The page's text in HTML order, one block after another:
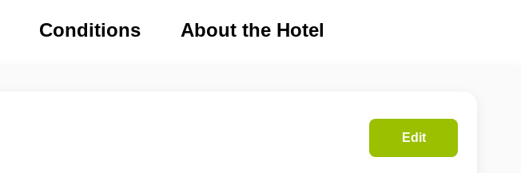
Conditions About the Hotel
Edit